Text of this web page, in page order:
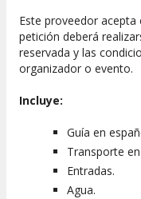
Este proveedor
petición deberá
reservada y las
organizador o evento.
Incluye:
Guía en
Transporte
Entradas.
Agua.